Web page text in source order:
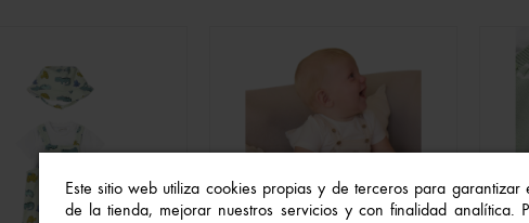
Este sitio web utiliza cookies propias y de terceros para garantizar
de la tienda, mejorar nuestros servicios y con finalidad analítica.
16,09 € (IVA inc.)
Chaleco En Azul Marino Para
Niña
11,19 € (IVA inc.) 15,99 €